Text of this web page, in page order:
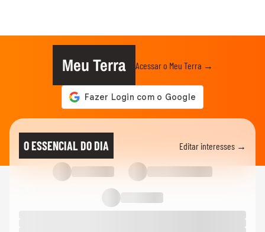
Meu Terra Acessar o Meu Terra →
O ESSENCIAL DO DIA Editar interesses →